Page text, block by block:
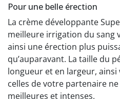
(2 avis)
Pour une belle érection
La crème développante
meilleure irrigation du sang
ainsi une érection plus
qu’auparavant. La taille du
longueur et en largeur,
celles de votre partenaire
meilleures et intenses.